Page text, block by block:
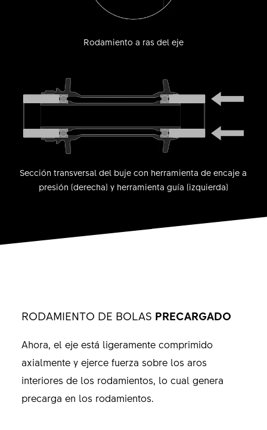
Rodamiento a ras del eje
Sección transversal del buje con herramienta de encaje a
presión (derecha) y herramienta guía (izquierda)
RODAMIENTO DE BOLAS PRECARGADO
Ahora, el eje está ligeramente comprimido
axialmente y ejerce fuerza sobre los aros
interiores de los rodamientos, lo cual genera
precarga en los rodamientos.